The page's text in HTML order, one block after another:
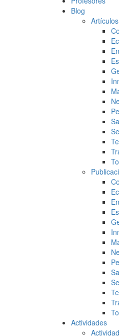
Blog
Artículos
Actividades